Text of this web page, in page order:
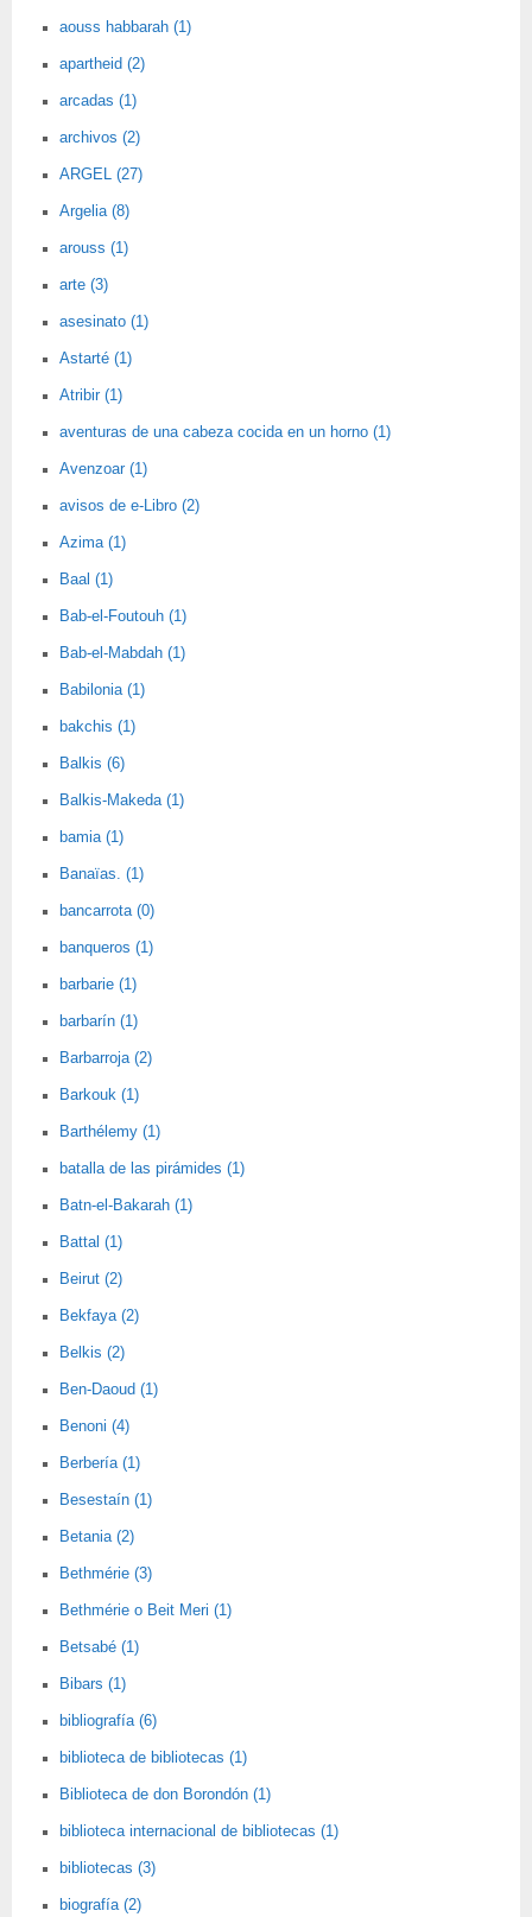
aouss habbarah (1)
apartheid (2)
arcadas (1)
archivos (2)
ARGEL (27)
Argelia (8)
arouss (1)
arte (3)
asesinato (1)
Astarté (1)
Atribir (1)
aventuras de una cabeza cocida en un horno (1)
Avenzoar (1)
avisos de e-Libro (2)
Azima (1)
Baal (1)
Bab-el-Foutouh (1)
Bab-el-Mabdah (1)
Babilonia (1)
bakchis (1)
Balkis (6)
Balkis-Makeda (1)
bamia (1)
Banaïas. (1)
bancarrota (0)
banqueros (1)
barbarie (1)
barbarín (1)
Barbarroja (2)
Barkouk (1)
Barthélemy (1)
batalla de las pirámides (1)
Batn-el-Bakarah (1)
Battal (1)
Beirut (2)
Bekfaya (2)
Belkis (2)
Ben-Daoud (1)
Benoni (4)
Berbería (1)
Besestaín (1)
Betania (2)
Bethmérie (3)
Bethmérie o Beit Meri (1)
Betsabé (1)
Bibars (1)
bibliografía (6)
biblioteca de bibliotecas (1)
Biblioteca de don Borondón (1)
biblioteca internacional de bibliotecas (1)
bibliotecas (3)
biografía (2)